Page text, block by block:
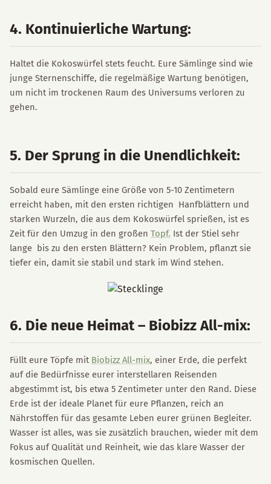
4. Kontinuierliche Wartung:
Haltet die Kokoswürfel stets feucht. Eure Sämlinge sind wie
junge Sternenschiffe, die regelmäßige Wartung benötigen,
um nicht im trockenen Raum des Universums verloren zu
gehen.
5. Der Sprung in die Unendlichkeit:
Sobald eure Sämlinge eine Größe von 5-10 Zentimetern
erreicht haben, mit den ersten richtigen Hanfblättern und
starken Wurzeln, die aus dem Kokoswürfel sprießen, ist es
Zeit für den Umzug in den großen Topf. Ist der Stiel sehr
lange bis zu den ersten Blättern? Kein Problem, pflanzt sie
tiefer ein, damit sie stabil und stark im Wind stehen.
6. Die neue Heimat – Biobizz All-mix:
Füllt eure Töpfe mit Biobizz All-mix, einer Erde, die perfekt
auf die Bedürfnisse eurer interstellaren Reisenden
abgestimmt ist, bis etwa 5 Zentimeter unter den Rand. Diese
Erde ist der ideale Planet für eure Pflanzen, reich an
Nährstoffen für das gesamte Leben eurer grünen Begleiter.
Wasser ist alles, was sie zusätzlich brauchen, wieder mit dem
Fokus auf Qualität und Reinheit, wie das klare Wasser der
kosmischen Quellen.